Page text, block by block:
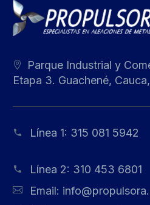
Parque Industrial y
Etapa 3. Guachené,
Línea 1: 315 081 5942
Línea 2: 310 453 6801
Email: